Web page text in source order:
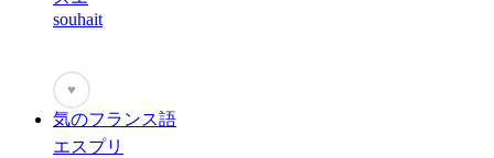
souhait
♥
気のフランス語
エスプリ